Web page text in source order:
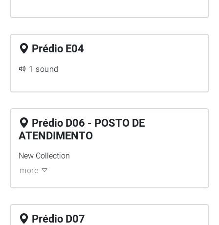
Prédio E04
1 sound
Prédio D06 - POSTO DE
ATENDIMENTO
New Collection
more
Prédio D07